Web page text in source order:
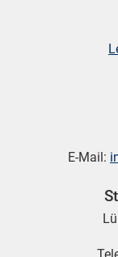
E-Mail: